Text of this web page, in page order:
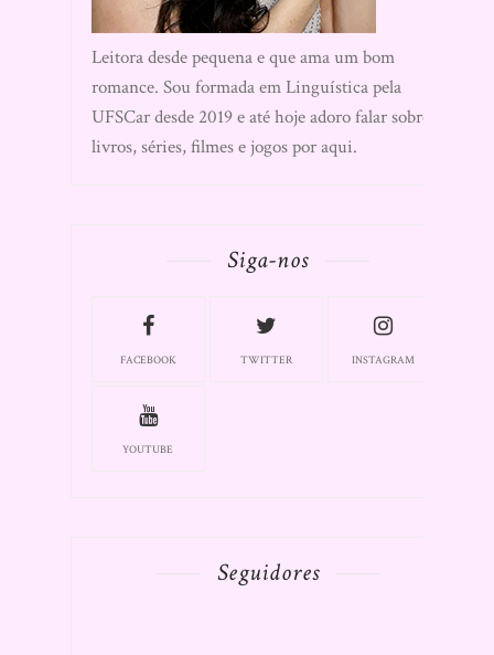
Leitora desde pequena e que ama um bom
romance. Sou formada em Linguística pela
UFSCar desde 2019 e até hoje adoro falar sobre
livros, séries, filmes e jogos por aqui.
Siga-nos
FACEBOOK TWITTER INSTAGRAM
YOUTUBE
Seguidores